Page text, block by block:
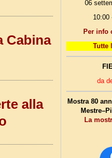
Cabina
alla
06
10:00
Per info
Tutte
da
Mostra 80
La